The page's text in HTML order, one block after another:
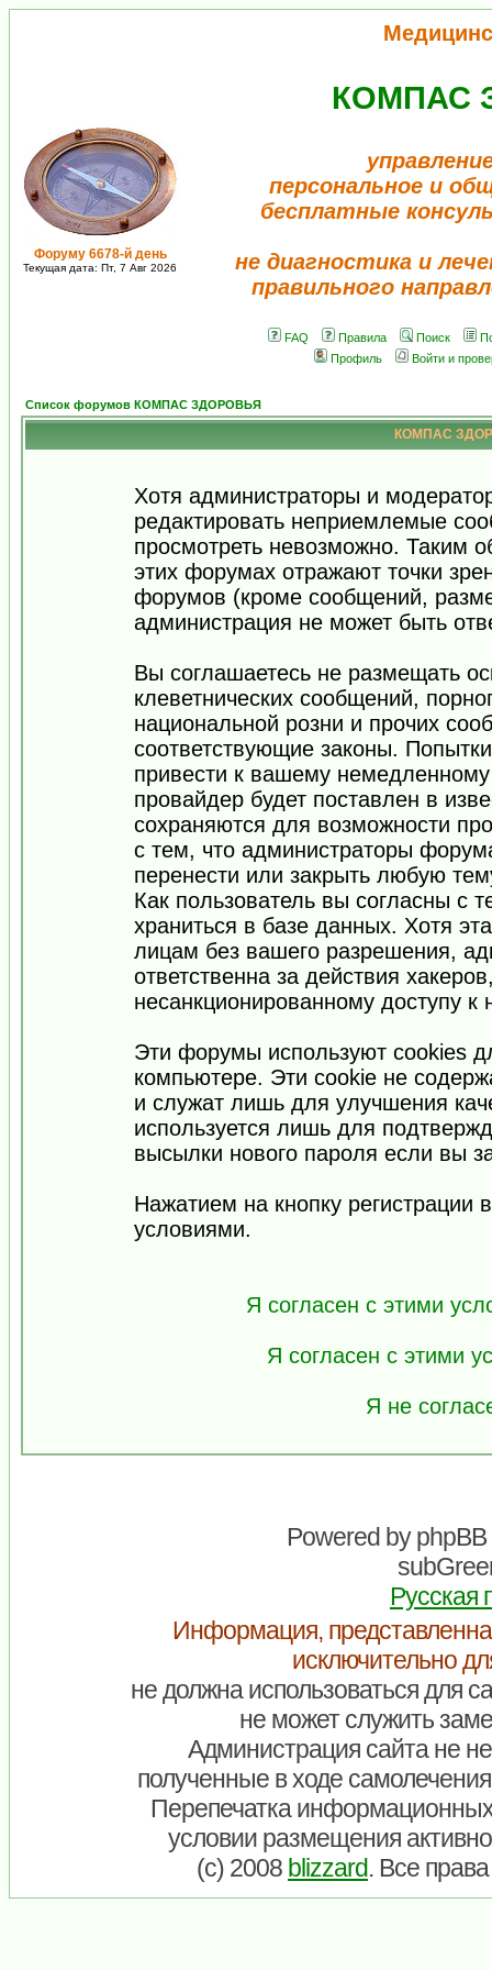
Форуму 6678-й день
Текущая дата: Пт, 7 Авг 2026
КОМПАС
персональное и
бесплатные
не диагностика и
правильного
FAQ Правила Поиск
Профиль
Войти и
Список форумов КОМПАС ЗДОРОВЬЯ
КОМПАС
Хотя администраторы и
редактировать неприемлемые
просмотреть невозможно. Таким
этих форумах отражают точки
форумов (кроме сообщений,
администрация не может быть
Вы соглашаетесь не размещать
клеветнических сообщений,
национальной розни и прочих
соответствующие законы.
привести к вашему
провайдер будет поставлен в
сохраняются для возможности
с тем, что администраторы
перенести или закрыть любую
Как пользователь вы согласны с
храниться в базе данных. Хотя
лицам без вашего разрешения,
ответственна за действия
несанкционированному доступу к
Эти форумы используют cookies
компьютере. Эти cookie не
и служат лишь для улучшения
используется лишь для
высылки нового пароля если вы
Нажатием на кнопку регистрации
условиями.
Я согласен с этими
Я согласен с этими
Я не
Powered byphpBB
Русская
Информация,
исключительно
не должна использоваться для
не может служить
Администрация сайта не
полученные в ходе
Перепечатка
условии размещения
(c) 2008 blizzard. Все